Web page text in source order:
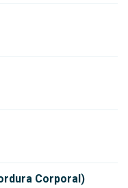
Corporal)